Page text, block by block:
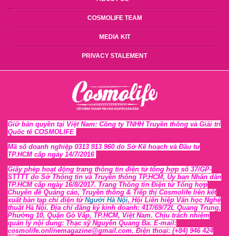
COSMOLIFE TEAM
MEDIA KIT
PRIVACY STALEMENT
Giữ bản quyền tại Việt Nam: Công ty TNHH Truyền thông và Giải trí
Quốc tế COSMOLIFE
Mã số doanh nghiệp 0313 913 960 do Sở Kế hoạch và Đầu tư
TP.HCM cấp ngày 14/7/2016
Giấy phép hoạt động trang thông tin điện tử tổng hợp số 37/GP-
STTTT do Sở Thông tin và Truyền thông TP.HCM, Ủy ban Nhân dân
TP.HCM cấp ngày 16/8/2017. Trang Thông tin Điện tử Tổng hợp
Chuyên đề Quảng cáo, Truyền thông & Tiếp thị Cosmolife liên kết
xuất bản tạp chí điện tử Người Hà Nội, Hội Liên hiệp Văn học Nghệ
thuật Hà Nội. Địa chỉ đăng ký kinh doanh: 417/69/72L Quang Trung,
Phường 10, Quận Gò Vấp, TP.HCM, Việt Nam. Chịu trách nhiệm
quản lý nội dung: Thạc sỹ Nguyễn Quang Ba. E-mail:
cosmolife.onlinemagazine@gmail.com. Điện thoại: (+84) 946 424